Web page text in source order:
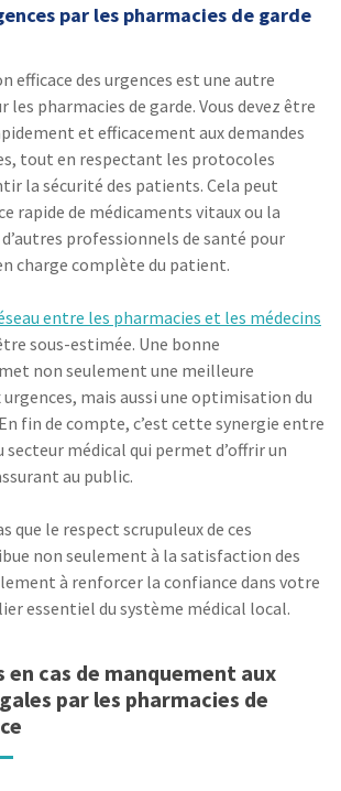
par les pharmacies de garde
efficace des urgences est une autre
pharmacies de garde. Vous devez être
et efficacement aux demandes
tout en respectant les protocoles
la sécurité des patients. Cela peut
rapide de médicaments vitaux ou la
professionnels de santé pour
charge complète du patient.
entre les pharmacies et les médecins
sous-estimée. Une bonne
non seulement une meilleure
mais aussi une optimisation du
fin de compte, c’est cette synergie entre
secteur médical qui permet d’offrir un
au public.
que le respect scrupuleux de ces
non seulement à la satisfaction des
à renforcer la confiance dans votre
essentiel du système médical local.
en cas de manquement aux
par les pharmacies de